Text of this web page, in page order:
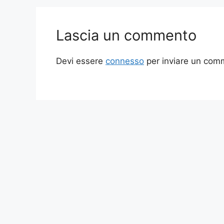
Lascia un commento
Devi essere connesso per inviare un